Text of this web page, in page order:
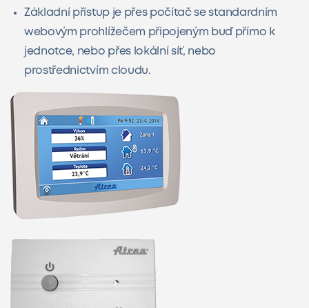
Základní přístup je přes počítač se standardním
webovým prohlížečem připojeným buď přímo k
jednotce, nebo přes lokální síť, nebo
prostřednictvím cloudu.